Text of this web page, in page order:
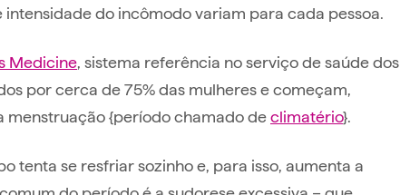
do incômodo variam para cada pessoa.
Medicine, sistema referência no serviço de saúde dos
por cerca de 75% das mulheres e começam,
menstruação {período chamado declimatério}.
tenta se resfriar sozinho e, para isso, aumenta a